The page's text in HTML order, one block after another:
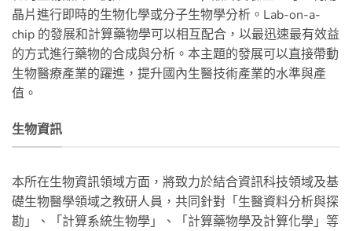
晶片進行即時的生物化學或分子生物學分析。Lab-on-a-
chip 的發展和計算藥物學可以相互配合，以最迅速最有效益
的方式進行藥物的合成與分析。本主題的發展可以直接帶動
生物醫療產業的躍進，提升國內生醫技術產業的水準與產
值。
生物資訊
本所在生物資訊領域方面，將致力於結合資訊科技領域及基
礎生物醫學領域之教研人員，共同針對「生醫資料分析與探
勘」、「計算系統生物學」、「計算藥物學及計算化學」等